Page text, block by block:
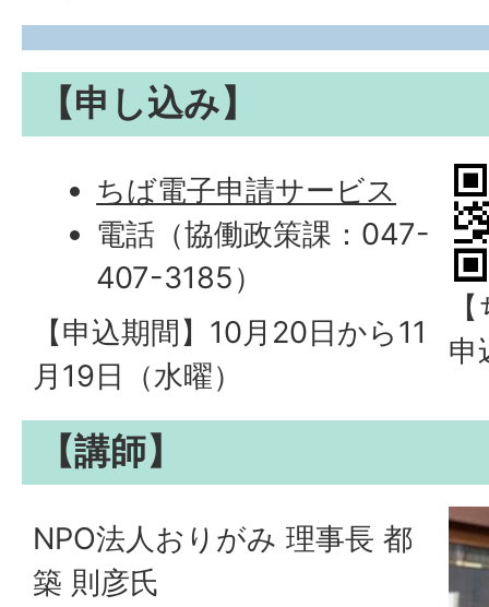
【申し込み】
申
ちば電子申請サービス
電話（協働政策課：047-
407-3185）
【申込期間】10月20日から11
月19日（水曜）
【講師】
NPO法人おりがみ 理事長 都
築 則彦氏